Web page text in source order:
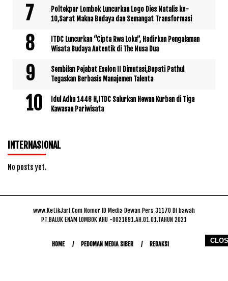
Poltekpar Lombok Luncurkan Logo Dies Natalis ke-
10,Sarat Makna Budaya dan Semangat Transformasi
ITDC Luncurkan “Cipta Rwa Loka”, Hadirkan Pengalaman
Wisata Budaya Autentik di The Nusa Dua
Sembilan Pejabat Eselon II Dimutasi,Bupati Pathul
Tegaskan Berbasis Manajemen Talenta
Idul Adha 1446 H,ITDC Salurkan Hewan Kurban di Tiga
Kawasan Pariwisata
INTERNASIONAL
No posts yet.
www.KetikJari.Com Nomor ID Media Dewan Pers 31170 Di bawah
PT.BALUK ENAM LOMBOK AHU -0021891.AH.01.01.TAHUN 2021
HOME PEDOMAN MEDIA SIBER REDAKSI